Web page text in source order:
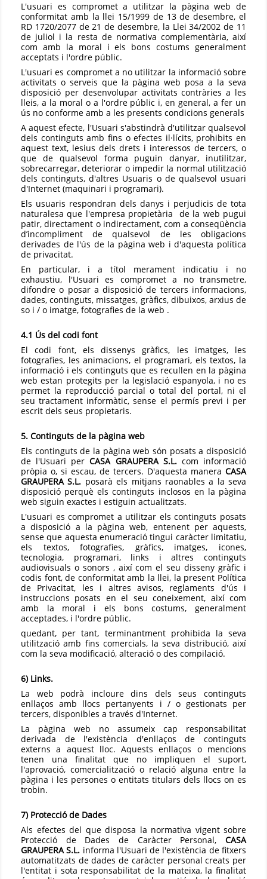
L'usuari es compromet a utilitzar la pàgina web de
conformitat amb la llei 15/1999 de 13 de desembre, el
RD 1720/2077 de 21 de desembre, la Llei 34/2002 de 11
de juliol i la resta de normativa complementària, així
com amb la moral i els bons costums generalment
acceptats i l'ordre públic.
L'usuari es compromet a no utilitzar la informació sobre
activitats o serveis que la pàgina web posa a la seva
disposició per desenvolupar activitats contràries a les
lleis, a la moral o a l'ordre públic i, en general, a fer un
ús no conforme amb a les presents condicions generals
A aquest efecte, l'Usuari s'abstindrà d'utilitzar qualsevol
dels continguts amb fins o efectes il·lícits, prohibits en
aquest text, lesius dels drets i interessos de tercers, o
que de qualsevol forma puguin danyar, inutilitzar,
sobrecarregar, deteriorar o impedir la normal utilització
dels continguts, d'altres Usuaris o de qualsevol usuari
d'Internet (maquinari i programari).
Els usuaris respondran dels danys i perjudicis de tota
naturalesa que l'empresa propietària de la web pugui
patir, directament o indirectament, com a conseqüència
d’incompliment de qualsevol de les obligacions
derivades de l'ús de la pàgina web i d'aquesta política
de privacitat.
En particular, i a títol merament indicatiu i no
exhaustiu, l'Usuari es compromet a no transmetre,
difondre o posar a disposició de tercers informacions,
dades, continguts, missatges, gràfics, dibuixos, arxius de
so i / o imatge, fotografies de la web .
4.1 Ús del codi font
El codi font, els dissenys gràfics, les imatges, les
fotografies, les animacions, el programari, els textos, la
informació i els continguts que es recullen en la pàgina
web estan protegits per la legislació espanyola, i no es
permet la reproducció parcial o total del portal, ni el
seu tractament informàtic, sense el permís previ i per
escrit dels seus propietaris.
5. Continguts de la pàgina web
Els continguts de la pàgina web són posats a disposició
de l'Usuari perCASA GRAUPERA S.L.com informació
pròpia o, si escau, de tercers. D'aquesta manera CASA
GRAUPERA S.L. posarà els mitjans raonables a la seva
disposició perquè els continguts inclosos en la pàgina
web siguin exactes i estiguin actualitzats.
L'usuari es compromet a utilitzar els continguts posats
a disposició a la pàgina web, entenent per aquests,
sense que aquesta enumeració tingui caràcter limitatiu,
els textos, fotografies, gràfics, imatges, icones,
tecnologia, programari, links i altres continguts
audiovisuals o sonors , així com el seu disseny gràfic i
codis font, de conformitat amb la llei, la present Política
de Privacitat, les i altres avisos, reglaments d'ús i
instruccions posats en el seu coneixement, així com
amb la moral i els bons costums, generalment
acceptades, i l'ordre públic.
quedant, per tant, terminantment prohibida la seva
utilització amb fins comercials, la seva distribució, així
com la seva modificació, alteració o des compilació.
6) Links.
La web podrà incloure dins dels seus continguts
enllaços amb llocs pertanyents i / o gestionats per
tercers, disponibles a través d'Internet.
La pàgina web no assumeix cap responsabilitat
derivada de l'existència d'enllaços de continguts
externs a aquest lloc. Aquests enllaços o mencions
tenen una finalitat que no impliquen el suport,
l'aprovació, comercialització o relació alguna entre la
pàgina i les persones o entitats titulars dels llocs on es
trobin.
7) Protecció de Dades
Als efectes del que disposa la normativa vigent sobre
Protecció de Dades de Caràcter Personal, CASA
GRAUPERA S.L. informa l'Usuari de l'existència de fitxers
automatitzats de dades de caràcter personal creats per
l'entitat i sota responsabilitat de la mateixa, la finalitat